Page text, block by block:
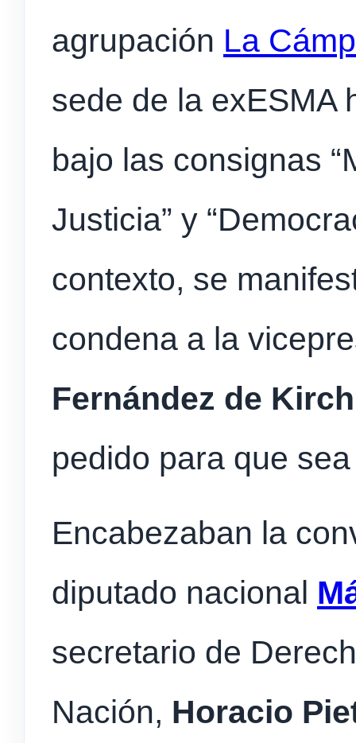
agrupación La
sede de la exESMA
bajo las consignas
Justicia” y
contexto, se
condena a la
Fernández de
pedido para que
Encabezaban la
diputado nacional
secretario de
Nación, Horacio